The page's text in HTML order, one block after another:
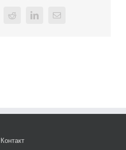
Reddit LinkedInEmail
Контакт